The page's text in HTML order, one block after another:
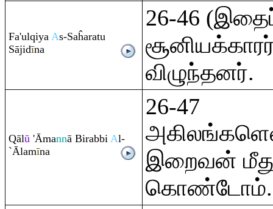
Fa'ulqiya As-Saĥaratu
Sājidīna
26-46
விழுந்தனர்.
Qālū 'Āmannā Birabbi Al-
`Ālamīna
26-47
இறைவன்
கொண்டோம்.